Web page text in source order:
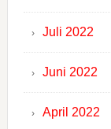
Juli 2022
Juni 2022
April 2022